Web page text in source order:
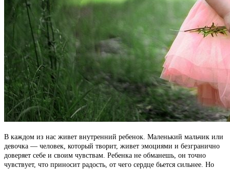
В каждом из нас живет внутренний ребенок. Маленький мальчик или
девочка — человек, который творит, живет эмоциями и безгранично
доверяет себе и своим чувствам. Ребенка не обманешь, он точно
чувствует, что приносит радость, от чего сердце бьется сильнее. Но